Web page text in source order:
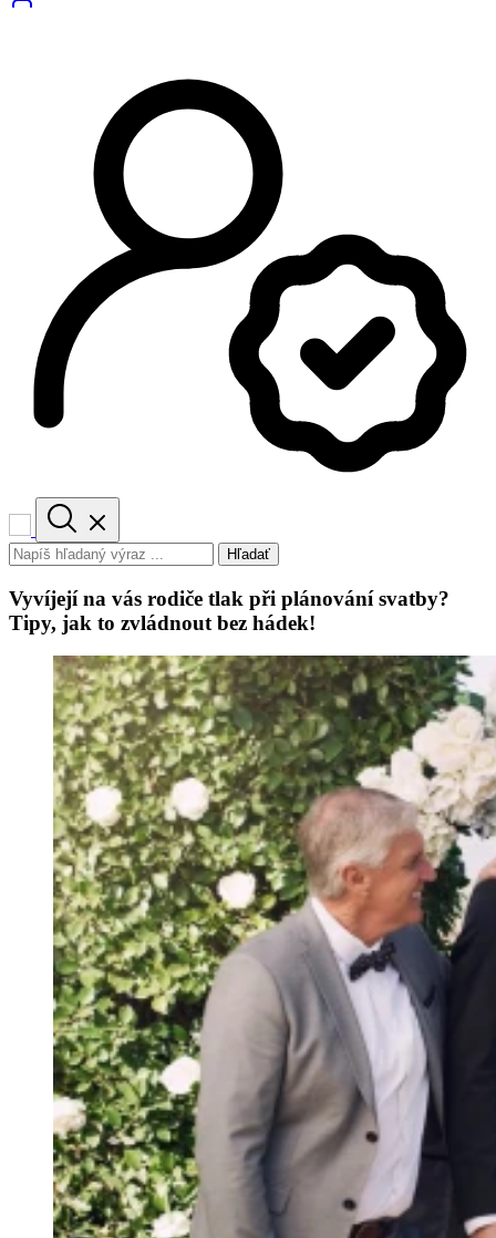
Hľadať
Vyvíjejí na vás rodiče tlak při plánování svatby?
Tipy, jak to zvládnout bez hádek!